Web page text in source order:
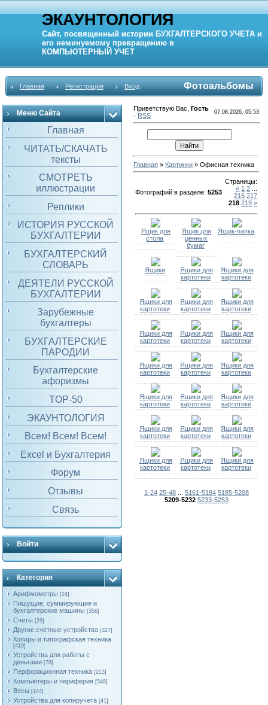
ЭКАУНТОЛОГИЯ
Сайт, посвященный истории БУХГАЛТЕРСКОГО УЧЕТА и
его неминуемому превращению в
КОМПЬЮТЕРНЫЙ УЧЕТ
Главная Регистрация Вход Фотоальбомы
Меню Сайта
Главная
ЧИТАТЬ/СКАЧАТЬ
тексты
СМОТРЕТЬ
иллюстрации
Реплики
ИСТОРИЯ РУССКОЙ
БУХГАЛТЕРИИ
БУХГАЛТЕРСКИЙ
СЛОВАРЬ
ДЕЯТЕЛИ РУССКОЙ
БУХГАЛТЕРИИ
Зарубежные
бухгалтеры
БУХГАЛТЕРСКИЕ
ПАРОДИИ
Бухгалтерские
афоризмы
TOP-50
ЭКАУНТОЛОГИЯ
Всем! Всем! Всем!
Excel и Бухгалтерия
Форум
Отзывы
Связь
Войти
Категория
Арифмометры [24]
Пишущие, суммирующие и
бухгалтерские машины [356]
Счеты [29]
Другие счетные устройства [327]
Копиры и типографская техника
[419]
Устройства для работы с
деньгами [78]
Перфорационная техника [213]
Компьютеры и периферия [548]
Весы [144]
Устройства для копиручета [41]
Приветствую Вас ,Гость
· RSS 07.08.2026, 05:53
Главная » Картинки » Офисная техника
Фотографий в разделе:5253
Страницы:
« 1 2
216 217
218 219 »
Ящик для
стола
Ящик для
ценных
бумаг
Ящик-папка
Ящики
Ящики для
картотеки
Ящики для
картотеки
Ящики для
картотеки
Ящики для
картотеки
Ящики для
картотеки
Ящики для
картотеки
Ящики для
картотеки
Ящики для
картотеки
Ящики для
картотеки
Ящики для
картотеки
Ящики для
картотеки
Ящики для
картотеки
Ящики для
картотеки
Ящики для
картотеки
Ящики для
картотеки
Ящики для
картотеки
Ящики для
картотеки
Ящики для
картотеки
Ящики для
картотеки
Ящики для
картотеки
1-24 25-48 5161-5184 5185-5208
5209-5232 5233-5253